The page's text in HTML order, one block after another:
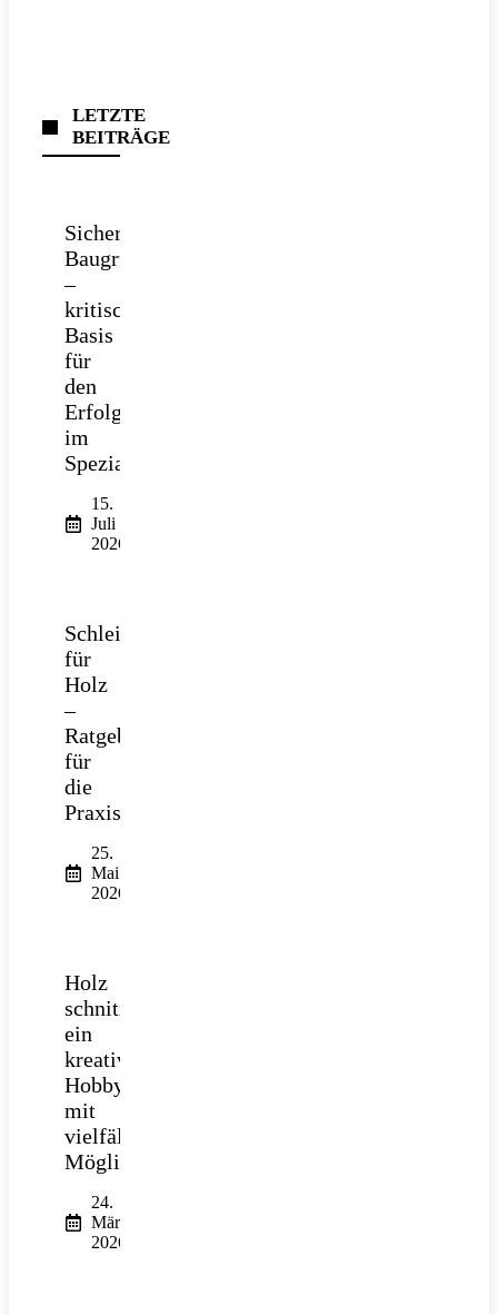
LETZTE
BEITRÄGE
Sichere
Baugrube
–
kritische
Basis
für
den
Erfolg
im
Spezialtiefbau
15.
Juli
2026
Schleifpapier
für
Holz
–
Ratgeber
für
die
Praxis
25.
Mai
2026
Holz
schnitzen:
ein
kreatives
Hobby
mit
vielfältigen
Möglichkeiten
24.
März
2026